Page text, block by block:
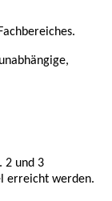
2 und 3
erreicht werden.